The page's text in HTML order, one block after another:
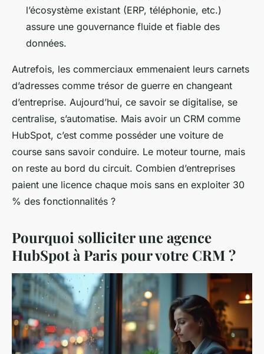
l’écosystème existant (ERP, téléphonie, etc.)
assure une gouvernance fluide et fiable des
données.
Autrefois, les commerciaux emmenaient leurs carnets
d’adresses comme trésor de guerre en changeant
d’entreprise. Aujourd’hui, ce savoir se digitalise, se
centralise, s’automatise. Mais avoir un CRM comme
HubSpot, c’est comme posséder une voiture de
course sans savoir conduire. Le moteur tourne, mais
on reste au bord du circuit. Combien d’entreprises
paient une licence chaque mois sans en exploiter 30
% des fonctionnalités ?
Pourquoi solliciter une agence
HubSpot à Paris pour votre CRM ?